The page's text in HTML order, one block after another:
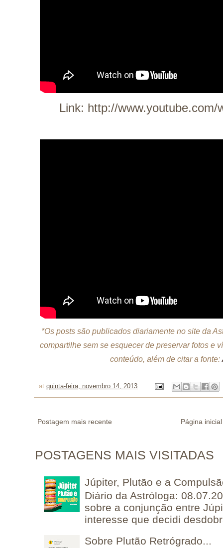
Link: http://
*Os posts são publicados diariamente no site da
compartilhe sem se esquecer de preservar fotos e
conteúdo, além de citar a fonte:
at quinta-feira, novembro 14, 2013
Postagem mais recente Página inicial
POSTAGENS MAIS VISITADAS
Júpiter, Plutão e a
Diário da Astróloga:
sobre a conjunção entre
interesse que decidi
Sobre Plutão Retrógrado...